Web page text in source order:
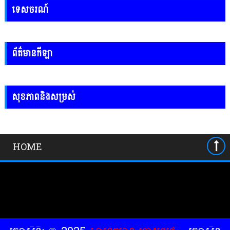
ទេសចរណ៍
ព័ត៌មានកីឡា
សុខភាពនិងសម្រស់
HOME